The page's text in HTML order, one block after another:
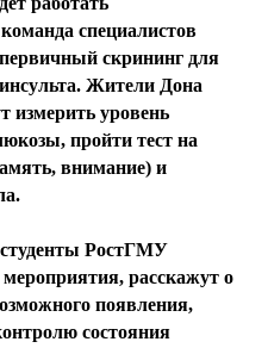
специалистов
скрининг для
Жители Дона
измерить уровень
пройти тест на
внимание) и
РостГМУ
расскажут о
появления,
состояния